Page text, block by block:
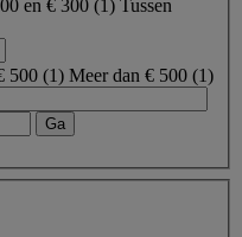
en € 300 (1 ) Tussen
500 (1) Meer dan € 500 (1)